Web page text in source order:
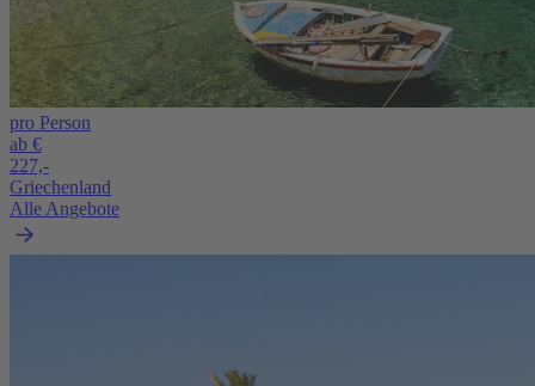
pro Person
ab €
227,-
Griechenland
Alle Angebote